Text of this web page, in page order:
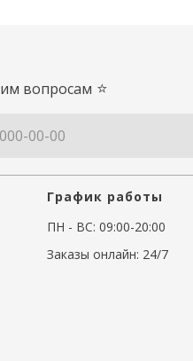
вопросам ⭐
График работы
ПН - ВС: 09:00-20:00
Заказы онлайн: 24/7